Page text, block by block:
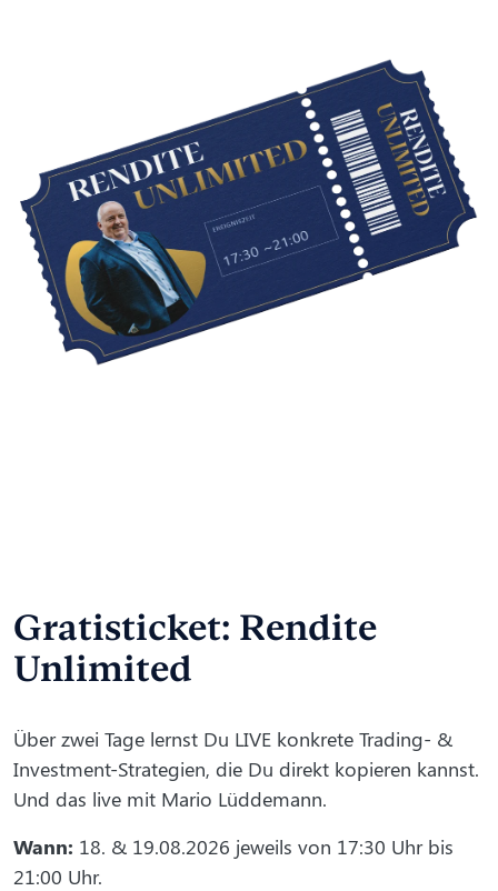
Gratisticket: Rendite
Unlimited
Über zwei Tage lernst Du LIVE konkrete Trading- &
Investment-Strategien, die Du direkt kopieren kannst.
Und das live mit Mario Lüddemann.
Wann: 18. & 19.08.2026 jeweils von 17:30 Uhr bis
21:00 Uhr.